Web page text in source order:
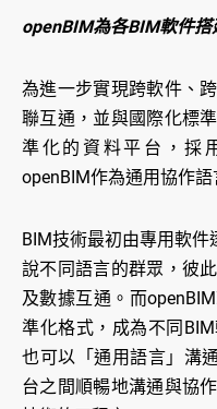
openBIM為各BIM軟件
為進一步實現跨軟件、
聯互通，並與國際化標
準化的資料平台，採
openBIM作為通用協作語
BIM技術最初由專用軟
說不同語言的群眾，彼
及數據互通。而
準化格式，成為不同
也可以「通用語言」溝
台之間順暢地溝通與協